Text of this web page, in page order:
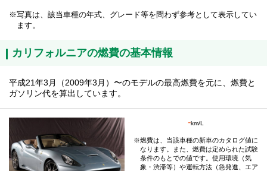
写真は、該当車種の年式、グレード等を問わず参考として表示してい
ます。
カリフォルニアの燃費の基本情報
平成21年3月（2009年3月）〜のモデルの最高燃費を元に、燃費と
ガソリン代を算出しています。
-km/L
燃費は、当該車種の新車のカタログ値に
なります。また、燃費は定められた試験
条件のもとでの値です。使用環境（気
象・渋滞等）や運転方法（急発進、エア